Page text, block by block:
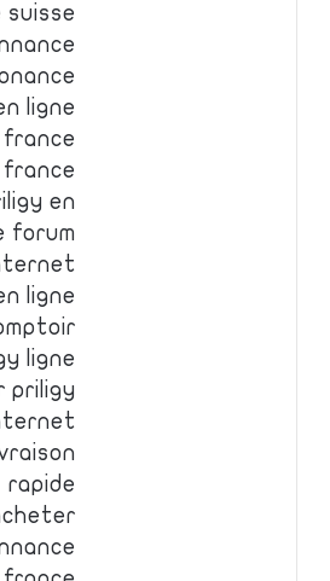
ligne
en
forum
ligne
ligne
priligy
rapide